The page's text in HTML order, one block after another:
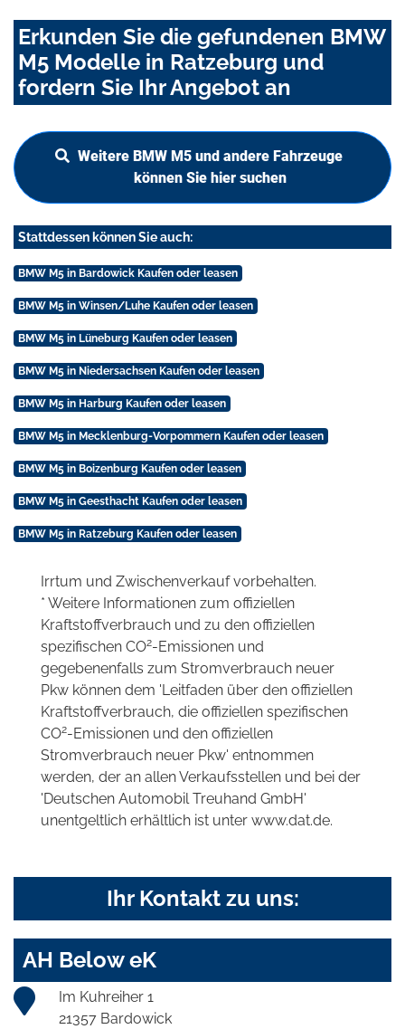
Erkunden Sie die gefundenen BMW
M5 Modelle in Ratzeburg und
fordern Sie Ihr Angebot an
Weitere BMW M5 und andere Fahrzeuge
können Sie hier suchen
Stattdessen können Sie auch:
BMW M5 in Bardowick Kaufen oder leasen
BMW M5 in Winsen/Luhe Kaufen oder leasen
BMW M5 in Lüneburg Kaufen oder leasen
BMW M5 in Niedersachsen Kaufen oder leasen
BMW M5 in Harburg Kaufen oder leasen
BMW M5 in Mecklenburg-Vorpommern Kaufen oder leasen
BMW M5 in Boizenburg Kaufen oder leasen
BMW M5 in Geesthacht Kaufen oder leasen
BMW M5 in Ratzeburg Kaufen oder leasen
Irrtum und Zwischenverkauf vorbehalten.
* Weitere Informationen zum offiziellen
Kraftstoffverbrauch und zu den offiziellen
spezifischen CO2-Emissionen und
gegebenenfalls zum Stromverbrauch neuer
Pkw können dem 'Leitfaden über den offiziellen
Kraftstoffverbrauch, die offiziellen spezifischen
CO2-Emissionen und den offiziellen
Stromverbrauch neuer Pkw' entnommen
werden, der an allen Verkaufsstellen und bei der
'Deutschen Automobil Treuhand GmbH'
unentgeltlich erhältlich ist unter www.dat.de.
Ihr Kontakt zu uns:
AH Below eK
Im Kuhreiher 1
21357 Bardowick